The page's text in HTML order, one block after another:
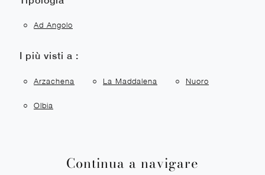
Ad Angolo
I più visti a :
Arzachena La Maddalena Nuoro
Olbia
Continua a navigare